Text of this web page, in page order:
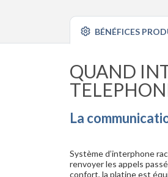
BÉNÉFICES
QUAND
La
Système d’interphone
renvoyer les appels
confort, la platine est